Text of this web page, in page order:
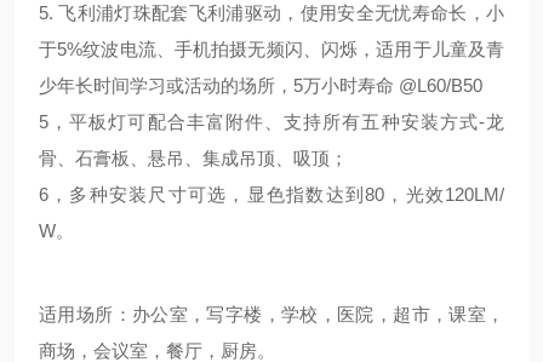
5. 飞利浦灯珠配套飞利浦驱动，使用安全无忧寿命长，小
于5%纹波电流、手机拍摄无频闪、闪烁，适用于儿童及青
少年长时间学习或活动的场所，5万小时寿命 @L60/B50
5，平板灯可配合丰富附件、支持所有五种安装方式-龙
骨、石膏板、悬吊、集成吊顶、吸顶；
6，多种安装尺寸可选，显色指数达到80，光效120LM/
W。
适用场所：办公室，写字楼，学校，医院，超市，课室，
商场，会议室，餐厅，厨房。